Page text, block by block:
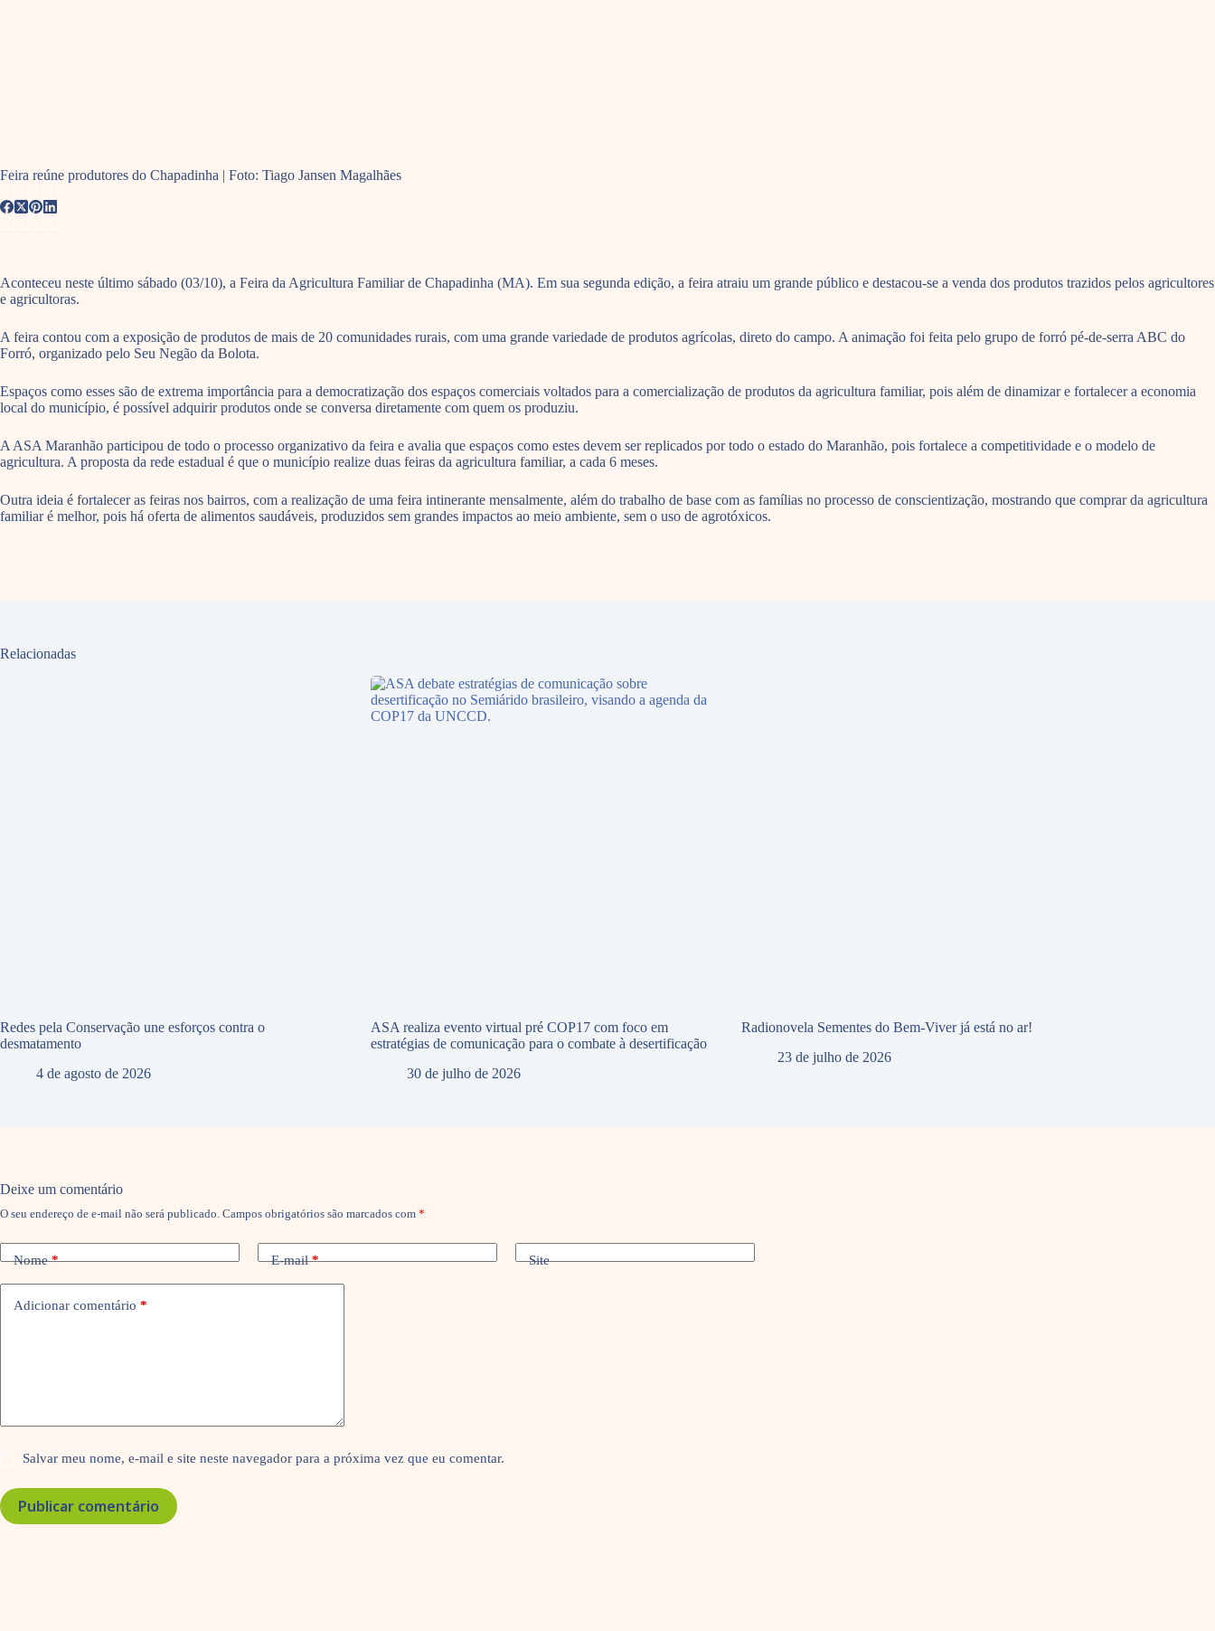
Feira reúne produtores do Chapadinha | Foto: Tiago Jansen Magalhães
Aconteceu neste último sábado (03/10), a Feira da Agricultura Familiar de Chapadinha (MA). Em sua segunda edição, a feira atraiu um grande público e destacou-se a venda dos produtos trazidos pelos agricultores
e agricultoras.
A feira contou com a exposição de produtos de mais de 20 comunidades rurais, com uma grande variedade de produtos agrícolas, direto do campo. A animação foi feita pelo grupo de forró pé-de-serra ABC do
Forró, organizado pelo Seu Negão da Bolota.
Espaços como esses são de extrema importância para a democratização dos espaços comerciais voltados para a comercialização de produtos da agricultura familiar, pois além de dinamizar e fortalecer a economia
local do município, é possível adquirir produtos onde se conversa diretamente com quem os produziu.
A ASA Maranhão participou de todo o processo organizativo da feira e avalia que espaços como estes devem ser replicados por todo o estado do Maranhão, pois fortalece a competitividade e o modelo de
agricultura. A proposta da rede estadual é que o município realize duas feiras da agricultura familiar, a cada 6 meses.
Outra ideia é fortalecer as feiras nos bairros, com a realização de uma feira intinerante mensalmente, além do trabalho de base com as famílias no processo de conscientização, mostrando que comprar da agricultura
familiar é melhor, pois há oferta de alimentos saudáveis, produzidos sem grandes impactos ao meio ambiente, sem o uso de agrotóxicos.
Relacionadas
Redes pela Conservação une esforços contra o
desmatamento
4 de agosto de 2026
ASA realiza evento virtual pré COP17 com foco em
estratégias de comunicação para o combate à desertificação
30 de julho de 2026
Radionovela Sementes do Bem-Viver já está no ar!
23 de julho de 2026
Deixe um comentário
O seu endereço de e-mail não será publicado. Campos obrigatórios são marcados com *
Nome* E-mail* Site
Adicionar comentário *
Salvar meu nome, e-mail e site neste navegador para a próxima vez que eu comentar.
Publicar comentário